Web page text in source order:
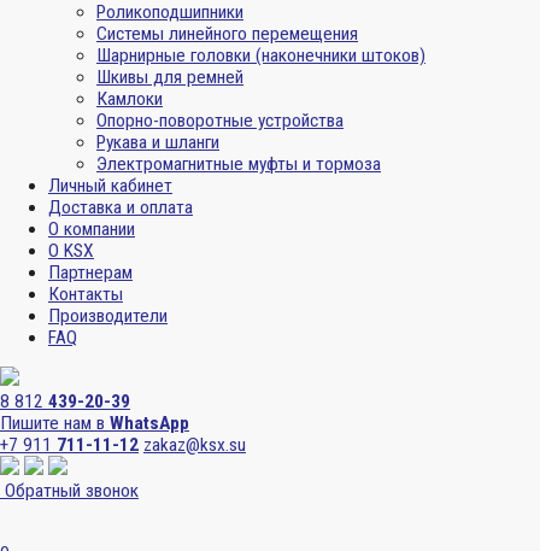
Роликоподшипники
Системы линейного перемещения
Шарнирные головки (наконечники штоков)
Шкивы для ремней
Камлоки
Опорно-поворотные устройства
Рукава и шланги
Электромагнитные муфты и тормоза
Личный кабинет
Доставка и оплата
О компании
О KSX
Партнерам
Контакты
Производители
FAQ
8 812 439-20-39
Пишите нам в WhatsApp
+7 911 711-11-12 zakaz@ksx.su
Обратный звонок